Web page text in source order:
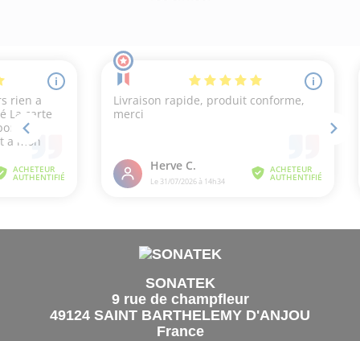
SONATEK
9 rue de champfleur
49124 SAINT BARTHELEMY D'ANJOU
France